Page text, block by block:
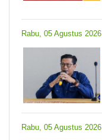
Rabu, 05 Agustus 2026
Rabu, 05 Agustus 2026